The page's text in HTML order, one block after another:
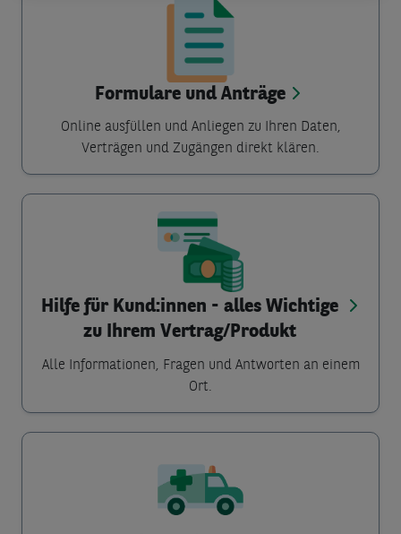
Formulare und Anträge
Online ausfüllen und Anliegen zu Ihren Daten,
Verträgen und Zugängen direkt klären.
Hilfe für Kund:innen - alles Wichtige
zu Ihrem Vertrag/Produkt
Alle Informationen, Fragen und Antworten an einem
Ort.